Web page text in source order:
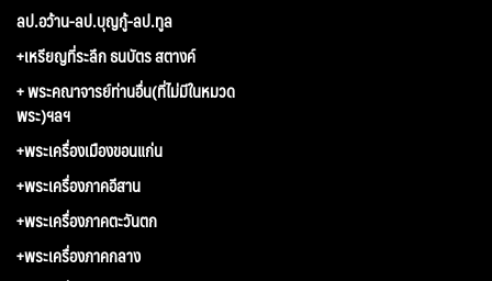
ลป.อว้าน-ลป.บุญกู้-ลป.ทูล
+เหรียญที่ระลึก ธนบัตร สตางค์
+ พระคณาจารย์ท่านอื่น(ที่ไม่มีในหมวด
พระ)ฯลฯ
+พระเครื่องเมืองขอนแก่น
+พระเครื่องภาคอีสาน
+พระเครื่องภาคตะวันตก
+พระเครื่องภาคกลาง